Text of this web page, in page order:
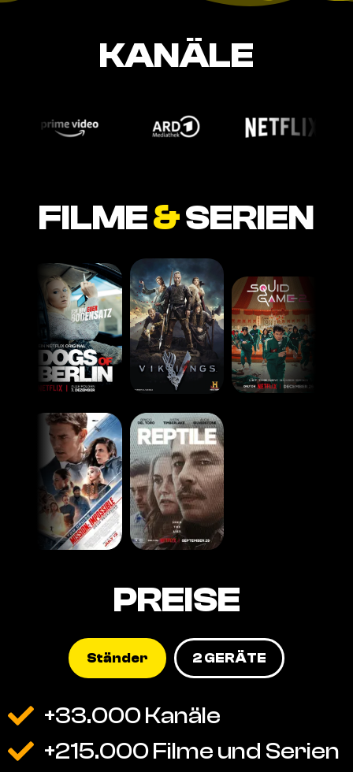
KANÄLE
FILME&SERIEN
PREISE
Ständer 2 GERÄTE
+33.000 Kanäle
+215.000 Filme und Serien